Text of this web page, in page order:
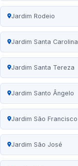
Jardim Rodeio
Jardim Santa Carolina
Jardim Santa Tereza
Jardim Santo Ângelo
Jardim São Francisco
Jardim São José